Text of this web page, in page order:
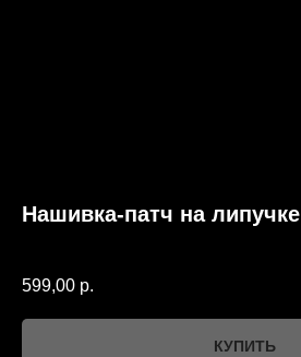
Нашивка-патч на липучке
599,00 р.
КУПИТЬ